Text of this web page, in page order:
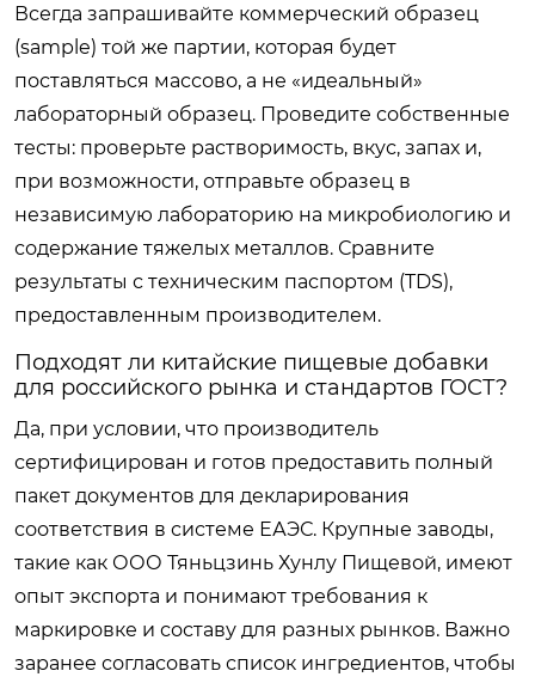
Всегда запрашивайте коммерческий образец
(sample) той же партии, которая будет
поставляться массово, а не «идеальный»
лабораторный образец. Проведите собственные
тесты: проверьте растворимость, вкус, запах и,
при возможности, отправьте образец в
независимую лабораторию на микробиологию и
содержание тяжелых металлов. Сравните
результаты с техническим паспортом (TDS),
предоставленным производителем.
Подходят ли китайские пищевые добавки
для российского рынка и стандартов ГОСТ?
Да, при условии, что производитель
сертифицирован и готов предоставить полный
пакет документов для декларирования
соответствия в системе ЕАЭС. Крупные заводы,
такие как ООО Тяньцзинь Хунлу Пищевой, имеют
опыт экспорта и понимают требования к
маркировке и составу для разных рынков. Важно
заранее согласовать список ингредиентов, чтобы